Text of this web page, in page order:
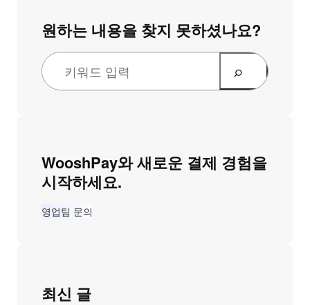
원하는 내용을 찾지 못하셨나요?
WooshPay와 새로운 결제 경험을
시작하세요.
영업팀 문의
최신 글